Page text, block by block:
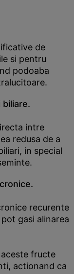
de
si pentru
podoaba
intre
redusa de a
in special
recurente
gasi alinarea
fructe
actionand ca